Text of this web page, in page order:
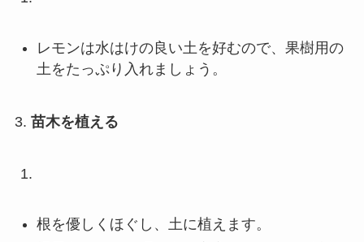
レモンは水はけの良い土を好むので、果樹用の
土をたっぷり入れましょう。
3. 苗木を植える
根を優しくほぐし、土に植えます。